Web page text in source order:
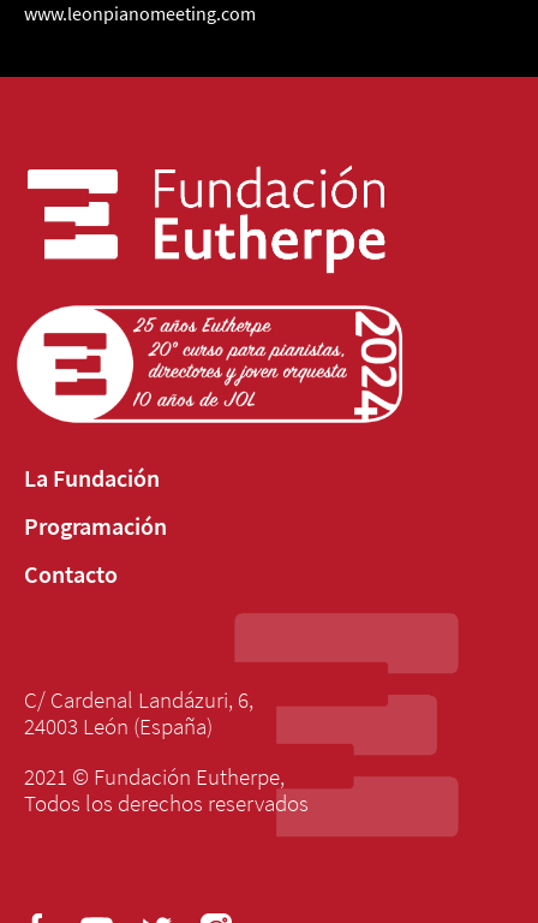
www.leonpianomeeting.com
La Fundación
Programación
Contacto
C/ Cardenal Landázuri, 6,
24003 León (España)
2021 © Fundación Eutherpe,
Todos los derechos reservados